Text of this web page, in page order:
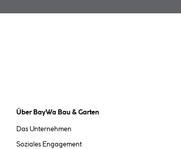
Über BayWa Bau & Garten
Das Unternehmen
Soziales Engagement